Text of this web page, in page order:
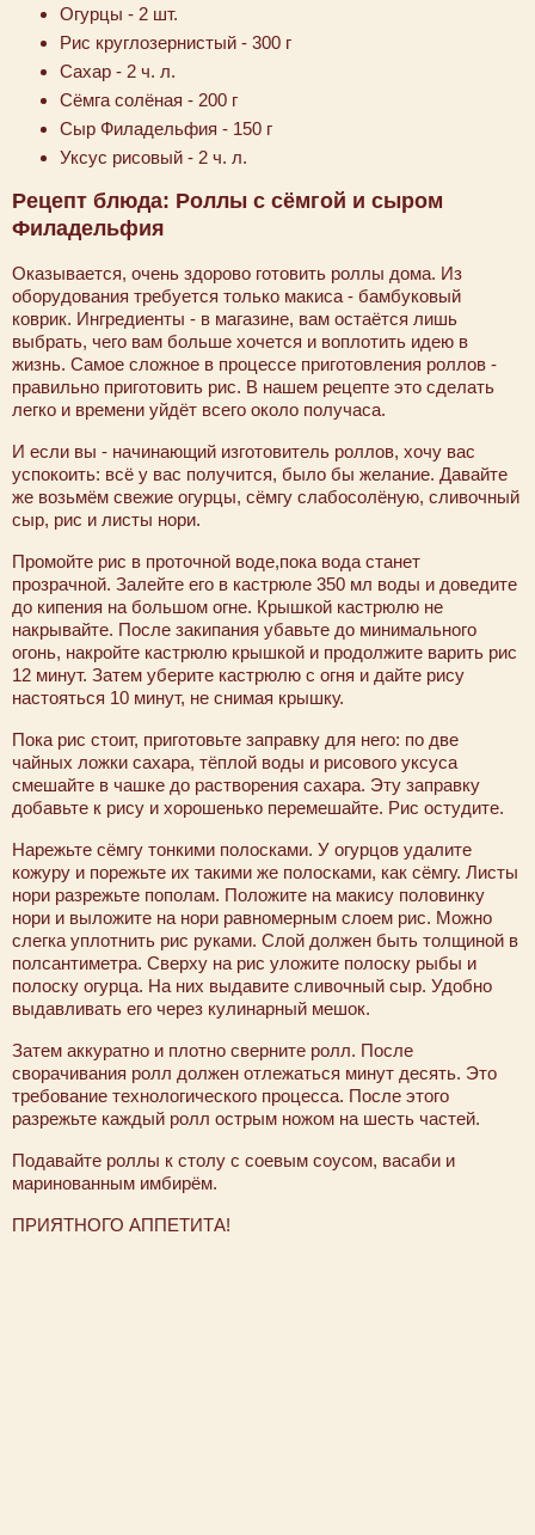
Огурцы - 2 шт.
Рис круглозернистый - 300 г
Сахар - 2 ч. л.
Сёмга солёная - 200 г
Сыр Филадельфия - 150 г
Уксус рисовый - 2 ч. л.
Рецепт блюда: Роллы с сёмгой и сыром
Филадельфия
Оказывается, очень здорово готовить роллы дома. Из
оборудования требуется только макиса - бамбуковый
коврик. Ингредиенты - в магазине, вам остаётся лишь
выбрать, чего вам больше хочется и воплотить идею в
жизнь. Самое сложное в процессе приготовления роллов -
правильно приготовить рис. В нашем рецепте это сделать
легко и времени уйдёт всего около получаса.
И если вы - начинающий изготовитель роллов, хочу вас
успокоить: всё у вас получится, было бы желание. Давайте
же возьмём свежие огурцы, сёмгу слабосолёную, сливочный
сыр, рис и листы нори.
Промойте рис в проточной воде,пока вода станет
прозрачной. Залейте его в кастрюле 350 мл воды и доведите
до кипения на большом огне. Крышкой кастрюлю не
накрывайте. После закипания убавьте до минимального
огонь, накройте кастрюлю крышкой и продолжите варить рис
12 минут. Затем уберите кастрюлю с огня и дайте рису
настояться 10 минут, не снимая крышку.
Пока рис стоит, приготовьте заправку для него: по две
чайных ложки сахара, тёплой воды и рисового уксуса
смешайте в чашке до растворения сахара. Эту заправку
добавьте к рису и хорошенько перемешайте. Рис остудите.
Нарежьте сёмгу тонкими полосками. У огурцов удалите
кожуру и порежьте их такими же полосками, как сёмгу. Листы
нори разрежьте пополам. Положите на макису половинку
нори и выложите на нори равномерным слоем рис. Можно
слегка уплотнить рис руками. Слой должен быть толщиной в
полсантиметра. Сверху на рис уложите полоску рыбы и
полоску огурца. На них выдавите сливочный сыр. Удобно
выдавливать его через кулинарный мешок.
Затем аккуратно и плотно сверните ролл. После
сворачивания ролл должен отлежаться минут десять. Это
требование технологического процесса. После этого
разрежьте каждый ролл острым ножом на шесть частей.
Подавайте роллы к столу с соевым соусом, васаби и
маринованным имбирём.
ПРИЯТНОГО АППЕТИТА!